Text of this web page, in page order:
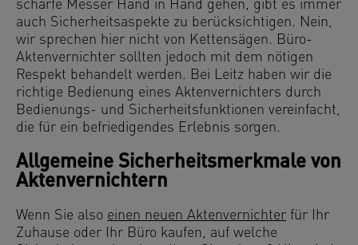
scharfe Messer Hand in Hand gehen, gibt es immer
auch Sicherheitsaspekte zu berücksichtigen. Nein,
wir sprechen hier nicht von Kettensägen. Büro-
Aktenvernichter sollten jedoch mit dem nötigen
Respekt behandelt werden. Bei Leitz haben wir die
richtige Bedienung eines Aktenvernichters durch
Bedienungs- und Sicherheitsfunktionen vereinfacht,
die für ein befriedigendes Erlebnis sorgen.
Allgemeine Sicherheitsmerkmale von
Aktenvernichtern
Wenn Sie also einen neuen Aktenvernichter für Ihr
Zuhause oder Ihr Büro kaufen, auf welche